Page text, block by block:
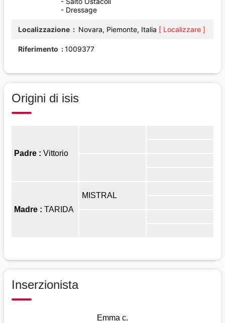
- Dressage
Localizzazione Novara, Piemonte, Italia [ Localizzare ]
Riferimento 1009377
Origini di isis
Padre : Vittorio
Madre : TARIDA
MISTRAL
Inserzionista
Emma c.